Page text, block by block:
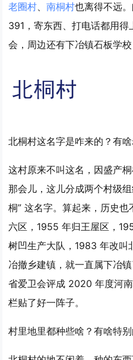
老圈村、南桐村也离得不远
391，寄东西、打电话都用
会，周边还有下冶镇石板学
北桐村这名字是咋来的？有啥
这村原来不叫这名，因盛产
那会儿，这儿分成两个村级
桐” 这名字。算起来，历史
六区，1955 年归王屋区，
树凹生产大队，1983 年改
冶撤乡建镇，就一直属下冶
省爱卫会评成 2020 年度河
栏贴了好一阵子。
村里地里都种些啥？有啥特别